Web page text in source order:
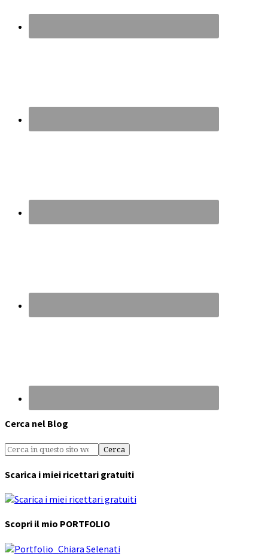
Cerca nel Blog
Scarica i miei ricettari gratuiti
Scopri il mio PORTFOLIO